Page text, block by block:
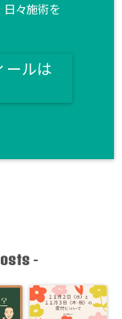
日々施術を
ールは
-